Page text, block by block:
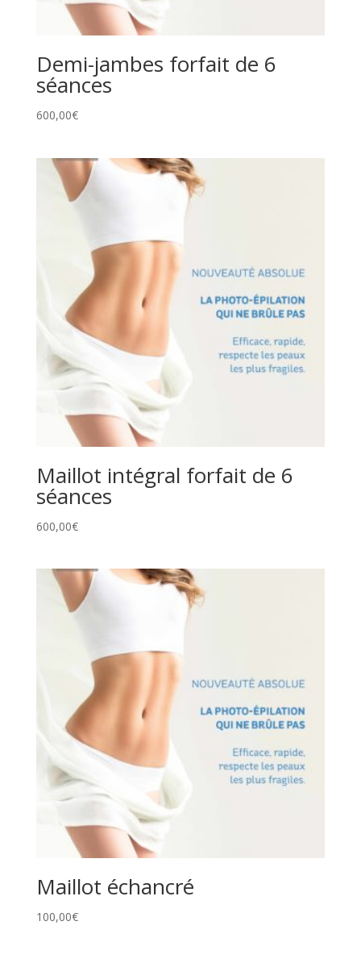
Demi-jambes forfait de 6
séances
600,00€
Maillot intégral forfait de 6
séances
600,00€
Maillot échancré
100,00€